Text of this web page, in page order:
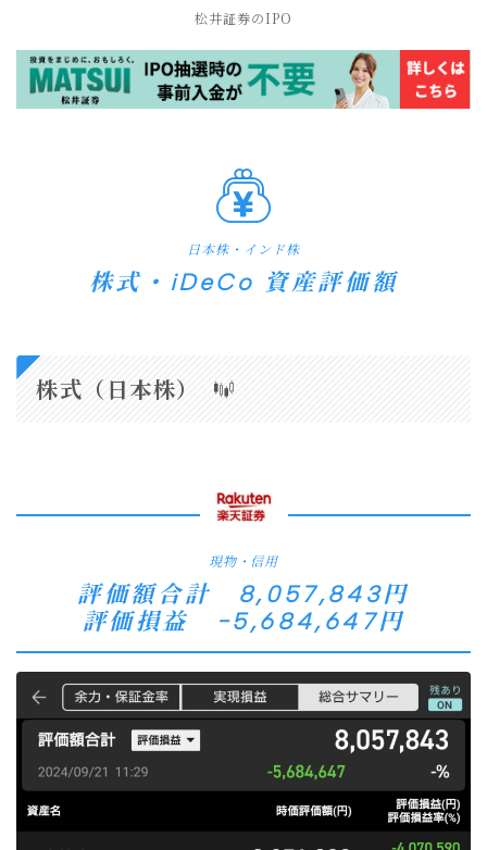
松井証券のIPO
日本株・インド株
株式・iDeCo 資産評価額
株式（日本株）
現物・信用
評価額合計 8,057,843円
評価損益 −5,684,647円